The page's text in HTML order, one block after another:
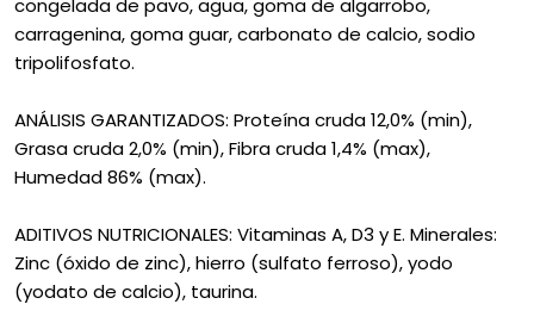
congelada de pavo, agua, goma de algarrobo,
carragenina, goma guar, carbonato de calcio, sodio
tripolifosfato.
ANÁLISIS GARANTIZADOS: Proteína cruda 12,0% (min),
Grasa cruda 2,0% (min), Fibra cruda 1,4% (max),
Humedad 86% (max).
ADITIVOS NUTRICIONALES: Vitaminas A, D3 y E. Minerales:
Zinc (óxido de zinc), hierro (sulfato ferroso), yodo
(yodato de calcio), taurina.